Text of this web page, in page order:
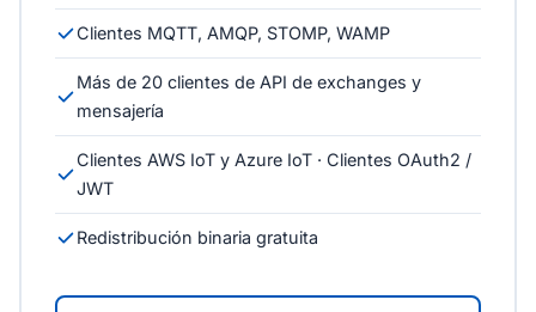
Clientes MQTT, AMQP, STOMP, WAMP
Más de 20 clientes de API de exchanges y
mensajería
Clientes AWS IoT y Azure IoT · Clientes OAuth2 /
JWT
Redistribución binaria gratuita